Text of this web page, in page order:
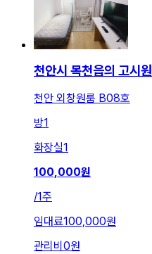
천안시 목천읍의 고시원
천안 외창원룸 B08호
방1
화장실1
100,000원
/1주
임대료100,000원
관리비 0원